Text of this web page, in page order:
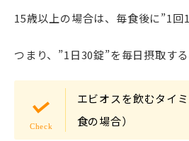
15歳以上の場合は、毎食後に”1回
つまり、”1日30錠”を毎日摂取す
エビオスを飲むタイ
食の場合）